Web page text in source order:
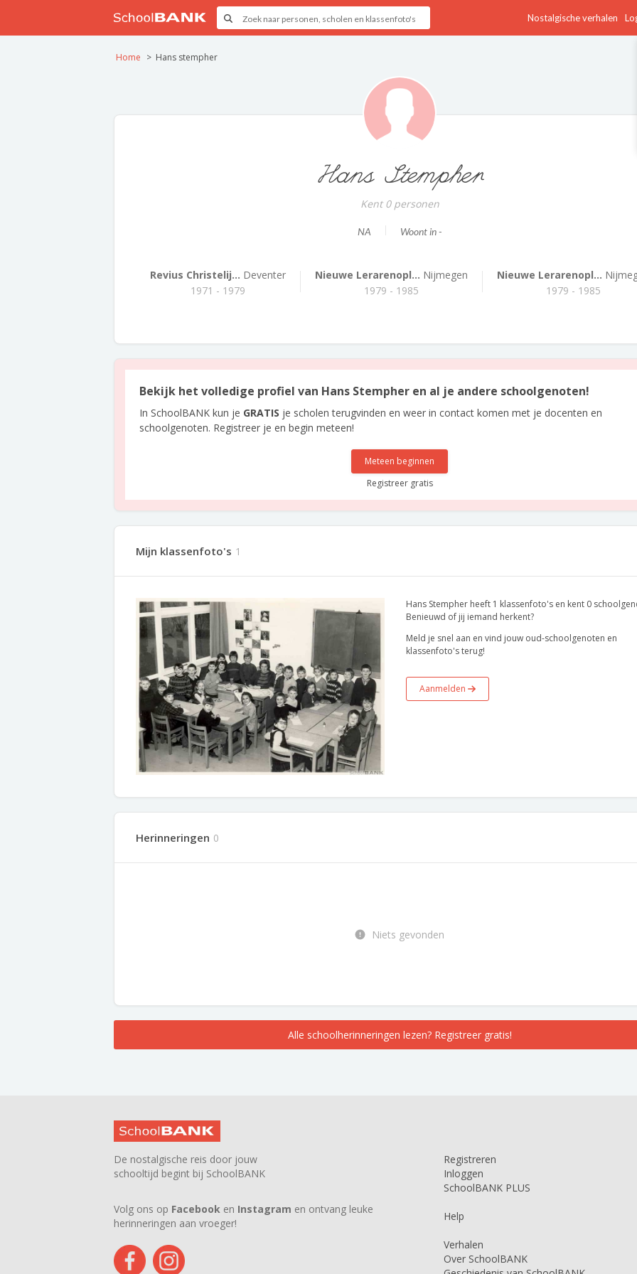
Nostalgische verhalen
Home Hans stempher
Hans Stempher
Kent 0 personen
NA Woont in -
Revius Christelij... Deventer
1971 - 1979
Nieuwe Lerarenopl... Nijmegen
1979 - 1985
Nieuwe Lerarenopl...
1979 - 1985
Bekijk het volledige profiel van Hans Stempher en al je andere schoolgenoten!
In SchoolBANK kun je GRATIS je scholen terugvinden en weer in contact komen met je docenten en
schoolgenoten. Registreer je en begin meteen!
Meteen beginnen
Registreer gratis
Mijn klassenfoto's 1
Hans Stempher heeft 1 klassenfoto's en kent 0
Benieuwd of jij iemand herkent?
Meld je snel aan en vind jouw oud-schoolgenoten en
klassenfoto's terug!
Aanmelden
Herinneringen 0
Niets gevonden
Alle schoolherinneringen lezen? Registreer gratis!
De nostalgische reis door jouw
schooltijd begint bij SchoolBANK
Volg ons op Facebook en Instagram en ontvang leuke
herinneringen aan vroeger!
Registreren
Inloggen
SchoolBANK PLUS
Help
Verhalen
Over SchoolBANK